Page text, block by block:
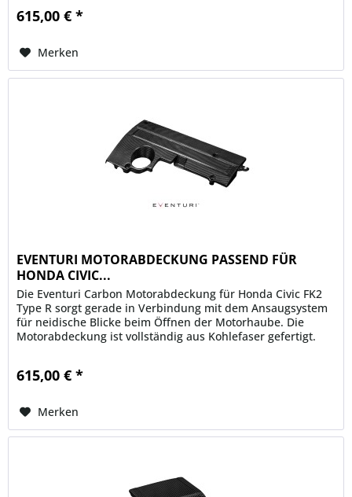
615,00 € *
Merken
EVENTURI MOTORABDECKUNG PASSEND FÜR
HONDA CIVIC...
Die Eventuri Carbon Motorabdeckung für Honda Civic FK2
Type R sorgt gerade in Verbindung mit dem Ansaugsystem
für neidische Blicke beim Öffnen der Motorhaube. Die
Motorabdeckung ist vollständig aus Kohlefaser gefertigt.
615,00 € *
Merken